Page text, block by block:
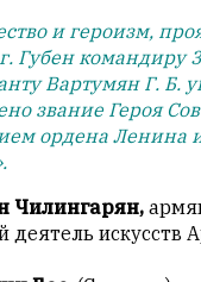
и героизм,
Губен командиру
Вартумян Г. Б.
звание Героя
ордена Ленина
Чилингарян,
деятель искусств